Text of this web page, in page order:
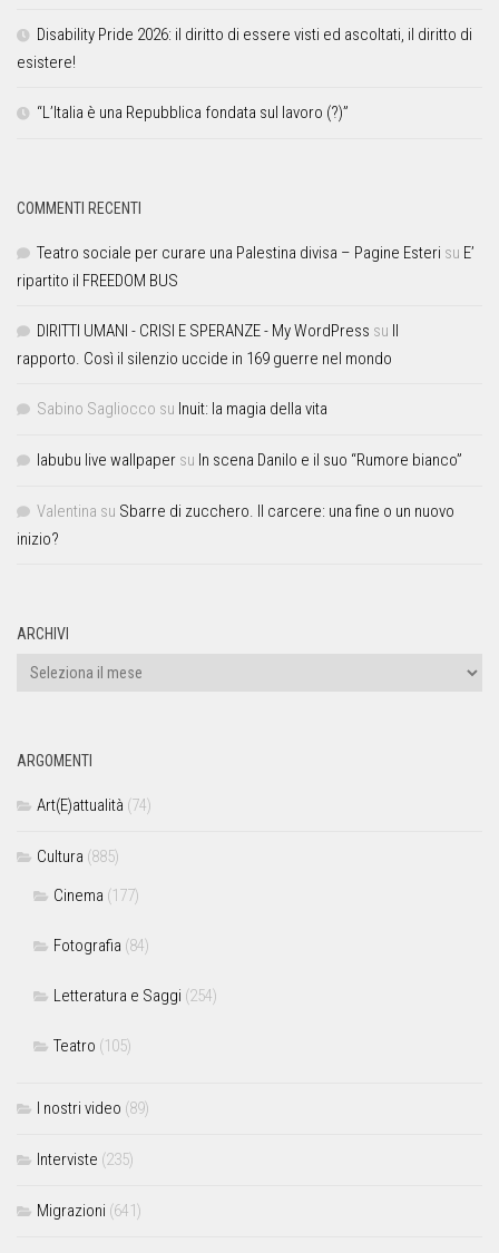
Disability Pride 2026: il diritto di essere visti ed ascoltati, il diritto di
esistere!
“L’Italia è una Repubblica fondata sul lavoro (?)”
COMMENTI RECENTI
Teatro sociale per curare una Palestina divisa – Pagine Esteri su E’
ripartito il FREEDOM BUS
DIRITTI UMANI - CRISI E SPERANZE - My WordPress su Il
rapporto. Così il silenzio uccide in 169 guerre nel mondo
Sabino Sagliocco su Inuit: la magia della vita
labubu live wallpaper su In scena Danilo e il suo “Rumore bianco”
Valentina su Sbarre di zucchero. Il carcere: una fine o un nuovo
inizio?
ARCHIVI
ARGOMENTI
Art(E)attualità (74)
Cultura (885)
Cinema (177)
Fotografia (84)
Letteratura e Saggi (254)
Teatro (105)
I nostri video (89)
Interviste (235)
Migrazioni (641)